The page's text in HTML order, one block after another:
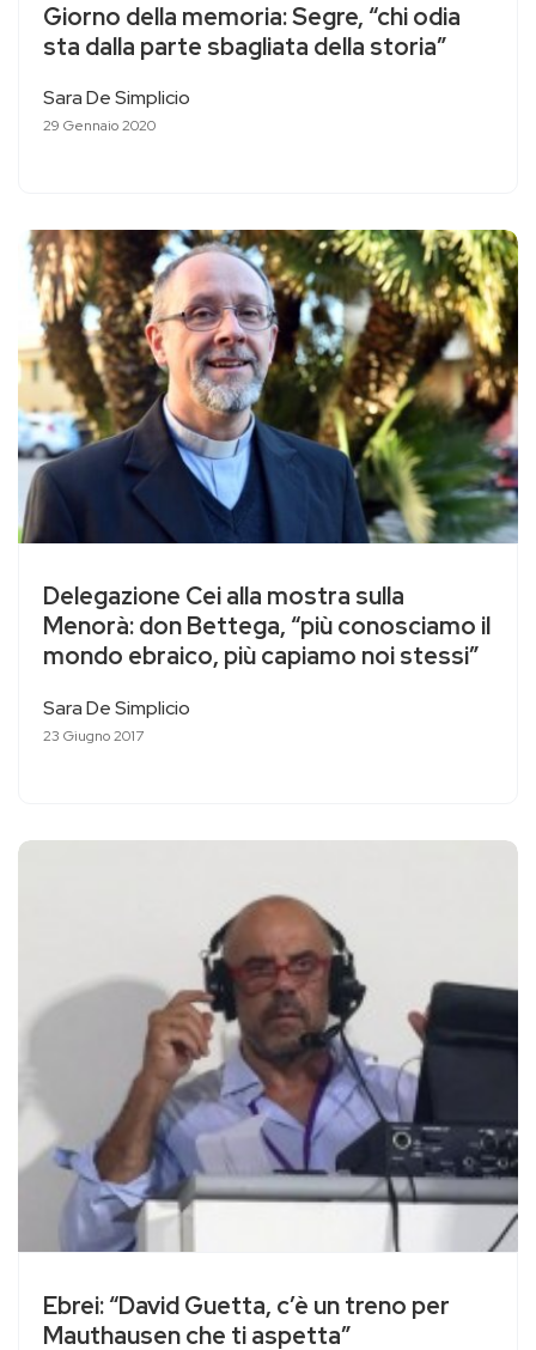
Giorno della memoria: Segre, “chi odia
sta dalla parte sbagliata della storia”
Sara De Simplicio
29 Gennaio 2020
Delegazione Cei alla mostra sulla
Menorà: don Bettega, “più conosciamo il
mondo ebraico, più capiamo noi stessi”
Sara De Simplicio
23 Giugno 2017
Ebrei: “David Guetta, c’è un treno per
Mauthausen che ti aspetta”